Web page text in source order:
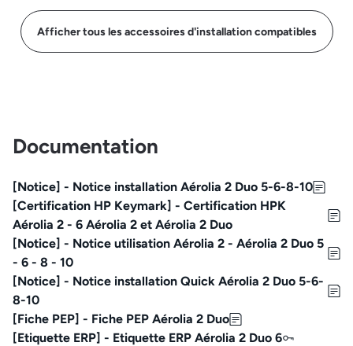
Afficher tous les accessoires d'installation compatibles
Documentation
[Notice] - Notice installation Aérolia 2 Duo 5-6-8-10
[Certification HP Keymark] - Certification HPK
Aérolia 2 - 6 Aérolia 2 et Aérolia 2 Duo
[Notice] - Notice utilisation Aérolia 2 - Aérolia 2 Duo 5
- 6 - 8 - 10
[Notice] - Notice installation Quick Aérolia 2 Duo 5-6-
8-10
[Fiche PEP] - Fiche PEP Aérolia 2 Duo
[Etiquette ERP] - Etiquette ERP Aérolia 2 Duo 6